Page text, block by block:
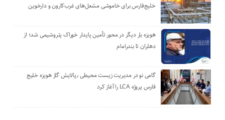
خلیج‌فارس برای خاموشی مشعل‌های غرب‌کارون و دارخوین
هویزه بار دیگر در محور تأمین پایدار خوراک پتروشیمی شد؛ از
دهلران تا بندرامام
گامی نو در مدیریت زیست ‌محیطی ٫پالایش گاز هویزه خلیج
‌فارس پروژه LCA را آغاز کرد